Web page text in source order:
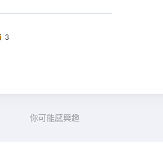
3
你可能感興趣